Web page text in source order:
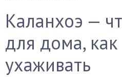
Каланхоэ —
для дома,
ухаживать